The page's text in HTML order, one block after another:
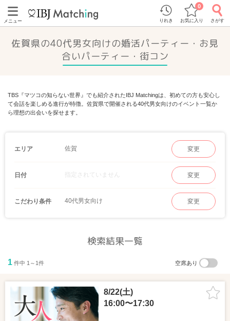
メニュー りれき お気に入り
0
さがす
佐賀県の40代男女向けの婚活パーティー・お見
合いパーティー・街コン
TBS『マツコの知らない世界』でも紹介されたIBJ Matchingは、初めての方も安心し
て会話を楽しめる進行が特徴。佐賀県で開催される40代男女向けのイベント一覧か
ら理想の出会いを探せます。
エリア 佐賀 変更
日付 指定されていません 変更
こだわり条件 40代男女向け 変更
検索結果一覧
1 件中 1～1件 空席あり
8/22(土)
16:00〜17:30